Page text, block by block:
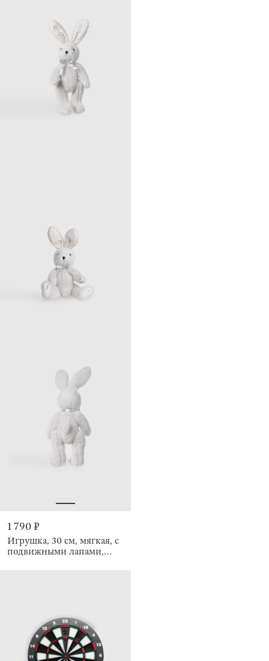
1 790 ₽
Игрушка, 30 см, мягкая, с
подвижными лапами,